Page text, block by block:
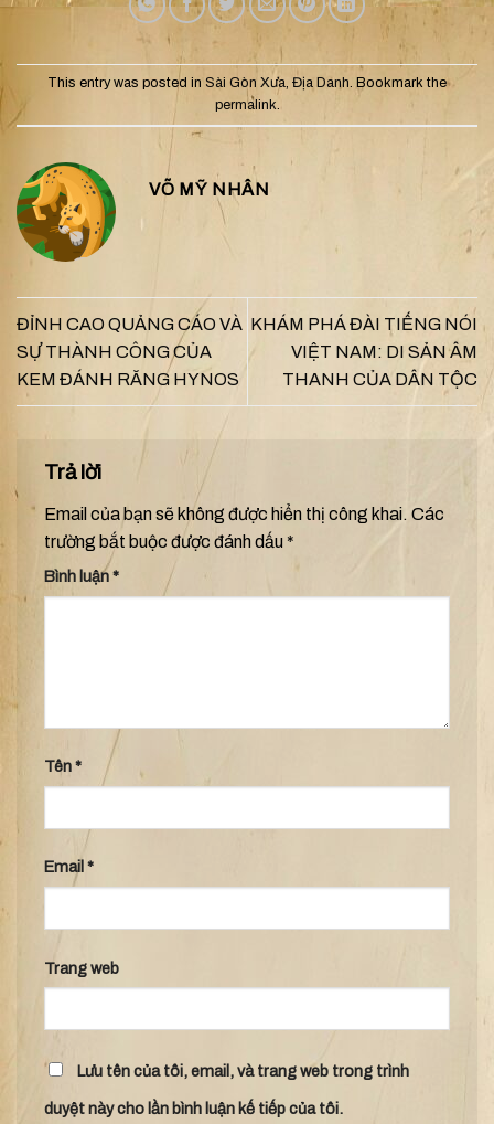
This entry was posted in Sài Gòn Xưa, Địa Danh. Bookmark the
permalink.
VÕ MỸ NHÂN
ĐỈNH CAO QUẢNG CÁO VÀ
SỰ THÀNH CÔNG CỦA
KEM ĐÁNH RĂNG HYNOS
KHÁM PHÁ ĐÀI TIẾNG NÓI
VIỆT NAM: DI SẢN ÂM
THANH CỦA DÂN TỘC
Trả lời
Email của bạn sẽ không được hiển thị công khai. Các
trường bắt buộc được đánh dấu*
Bình luận*
Tên*
Email *
Trang web
Lưu tên của tôi, email, và trang web trong trình
duyệt này cho lần bình luận kế tiếp của tôi.